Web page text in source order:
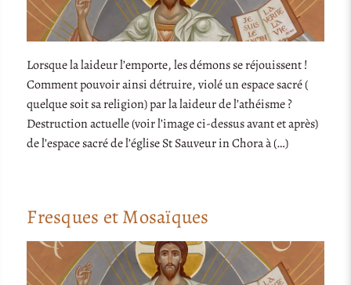
Lorsque la laideur l’emporte, les démons se réjouissent !
Comment pouvoir ainsi détruire, violé un espace sacré (
quelque soit sa religion) par la laideur de l’athéisme ?
Destruction actuelle (voir l’image ci-dessus avant et après)
de l’espace sacré de l’église St Sauveur in Chora à (…)
Fresques et Mosaïques